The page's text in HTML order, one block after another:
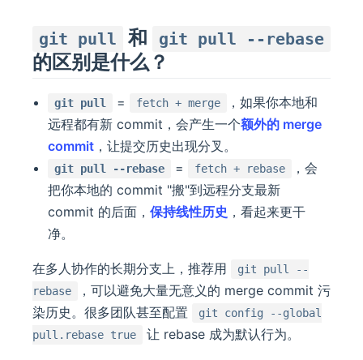
git pull 和 git pull --rebase
的区别是什么？
git pull = fetch + merge
，如果你本地和
远程都有新 commit，会产生一个额外的 merge
commit ，让提交历史出现分叉。
git pull --rebase = fetch + rebase
，会
把你本地的 commit "搬"到远程分支最新
commit 的后面，保持线性历史 ，看起来更干
净。
在多人协作的长期分支上，推荐用
git pull --
rebase
，可以避免大量无意义的 merge commit 污
染历史。很多团队甚至配置
git config --global
pull.rebase true
让 rebase 成为默认行为。